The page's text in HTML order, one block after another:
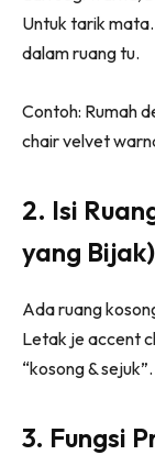
Lahar
Tip
Tip
Untuk tarik
dalam ruang tu.
Contoh: Rumah
chair velvet
2. Isi
yang Bijak)
Ada ruang
Letak je accent
“kosong & sejuk”.
3. Fungsi